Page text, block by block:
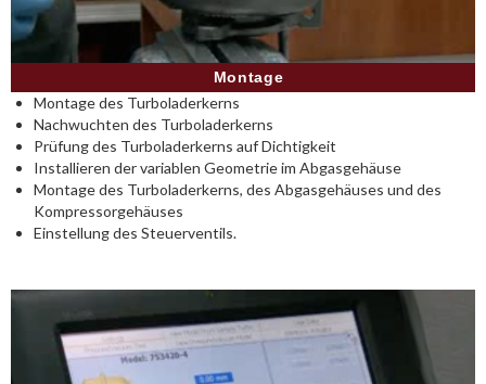
Montage
Montage des Turboladerkerns
Nachwuchten des Turboladerkerns
Prüfung des Turboladerkerns auf Dichtigkeit
Installieren der variablen Geometrie im Abgasgehäuse
Montage des Turboladerkerns, des Abgasgehäuses und des
Kompressorgehäuses
Einstellung des Steuerventils.